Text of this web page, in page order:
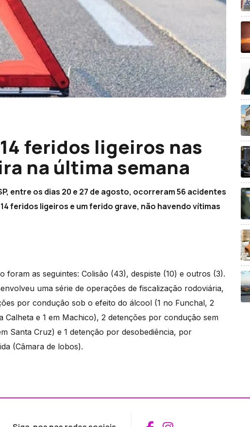
feridos ligeiros nas
na última semana
entre os dias 20 e 27 de agosto, ocorreram 56 acidentes
feridos ligeiros e um ferido grave, não havendo vítimas
foram as seguintes: Colisão (43), despiste (10) e outros (3).
uma série de operações de fiscalização rodoviária,
por condução sob o efeito do álcool (1 no Funchal, 2
Calheta e 1 em Machico), 2 detenções por condução sem
Santa Cruz) e 1 detenção por desobediência, por
(Câmara de lobos).